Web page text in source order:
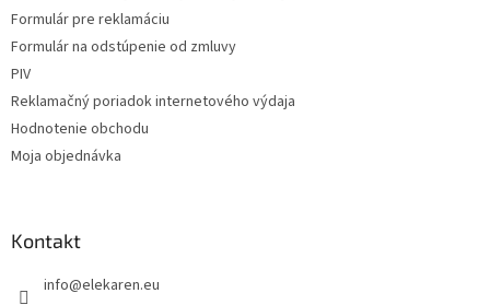
Formulár pre reklamáciu
Formulár na odstúpenie od zmluvy
PIV
Reklamačný poriadok internetového výdaja
Hodnotenie obchodu
Moja objednávka
Kontakt
info@elekaren.eu